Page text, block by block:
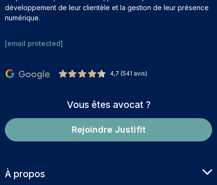
développement de leur clientèle et la gestion de leur présence
numérique.
[email protected]
4,7 (541 avis)
Vous êtes avocat ?
Rejoindre Justifit
À propos